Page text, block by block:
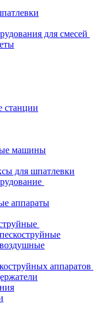
для смесей
станции
машины
для шпатлевки
аппараты
аппаратов